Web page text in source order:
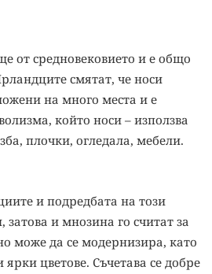
от средновековието и е общо
смятат, че носи
на много места и е
който носи – използва
плочки, огледала, мебели.
и подредбата на този
затова и мнозина го считат за
може да се модернизира, като
ярки цветове. Съчетава се добре